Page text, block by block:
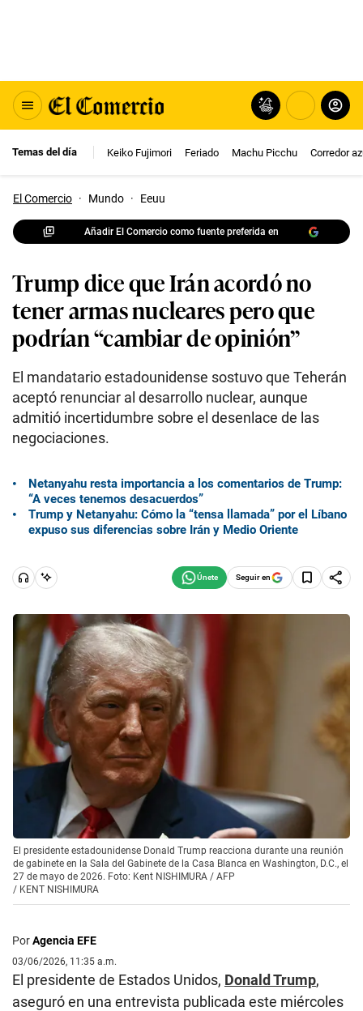
Temas del día Keiko Fujimori Feriado Machu Picchu Corredor
El Comercio · Mundo · Eeuu
Añadir El Comercio como fuente preferida en
Trump dice que Irán acordó no
tener armas nucleares pero que
podrían “cambiar de opinión”
El mandatario estadounidense sostuvo que Teherán
aceptó renunciar al desarrollo nuclear, aunque
admitió incertidumbre sobre el desenlace de las
negociaciones.
Netanyahu resta importancia a los comentarios de Trump:
“A veces tenemos desacuerdos”
Trump y Netanyahu: Cómo la “tensa llamada” por el Líbano
expuso sus diferencias sobre Irán y Medio Oriente
Seguir en
El presidente estadounidense Donald Trump reacciona durante una reunión
de gabinete en la Sala del Gabinete de la Casa Blanca en Washington, D.C., el
27 de mayo de 2026. Foto: Kent NISHIMURA / AFP
/ KENT NISHIMURA
PorAgencia EFE
03/06/2026, 11:35 a.m.
El presidente de Estados Unidos, Donald Trump,
aseguró en una entrevista publicada este miércoles